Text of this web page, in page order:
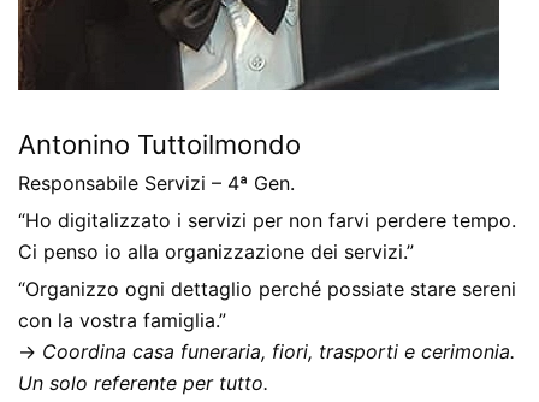
Antonino Tuttoilmondo
Responsabile Servizi – 4ª Gen.
“Ho digitalizzato i servizi per non farvi perdere tempo.
Ci penso io alla organizzazione dei servizi.”
“Organizzo ogni dettaglio perché possiate stare sereni
con la vostra famiglia.”
→ Coordina casa funeraria, fiori, trasporti e cerimonia.
Un solo referente per tutto.